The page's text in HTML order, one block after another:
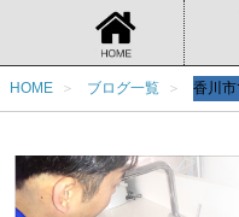
HOME ブログ一覧 香川